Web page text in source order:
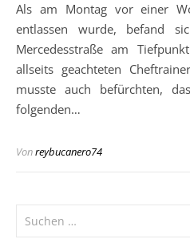
Als am Montag vor einer Woche Pellegrino Matarazzo
entlassen wurde, befand
Mercedesstraße am
allseits geachteten
musste auch befürchten,
folgenden…
Vonreybucanero74